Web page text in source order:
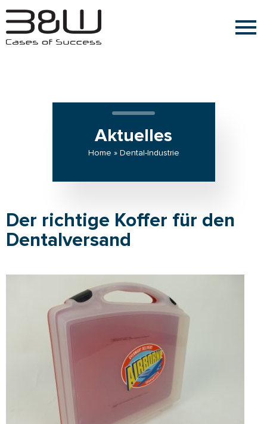
Aktuelles
Home » Dental-Industrie
Der richtige Koffer für den
Dentalversand